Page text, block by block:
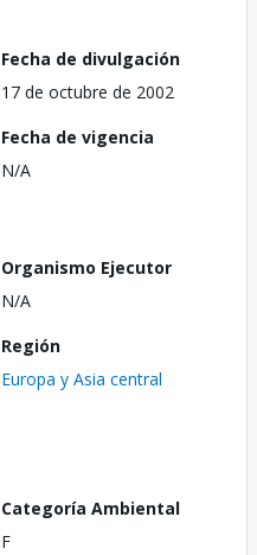
Fecha de divulgación
17 de octubre de 2002
Fecha de vigencia
N/A
Organismo Ejecutor
N/A
Región
Europa y Asia central
Categoría Ambiental
F